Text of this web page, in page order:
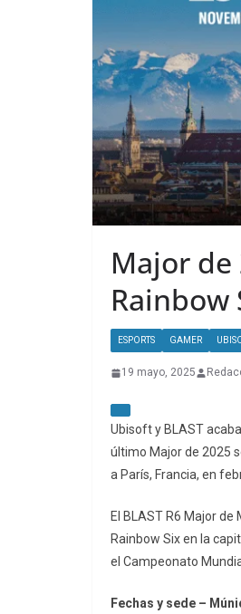
Major de
Rainbow
ESPORTS GAMER
19 mayo, 2025
Ubisoft y BLAST
último Major de 2025
a París, Francia, en
El BLAST R6 Major
Rainbow Six en la
el Campeonato
Fechas y sede –